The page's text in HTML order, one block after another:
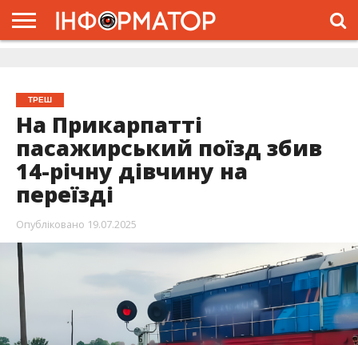
ТРЕШ
На Прикарпатті
пасажирський поїзд збив
14-річну дівчину на
переїзді
Опубліковано 19.07.2025